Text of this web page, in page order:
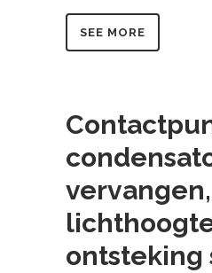
SEE MORE
vervangen,
ontsteking